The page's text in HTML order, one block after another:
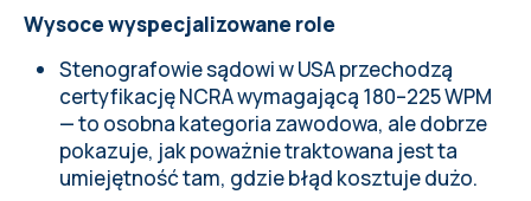
Wysoce wyspecjalizowane role
Stenografowie sądowi w USA przechodzą
certyfikację NCRA wymagającą 180–225 WPM
— to osobna kategoria zawodowa, ale dobrze
pokazuje, jak poważnie traktowana jest ta
umiejętność tam, gdzie błąd kosztuje dużo.